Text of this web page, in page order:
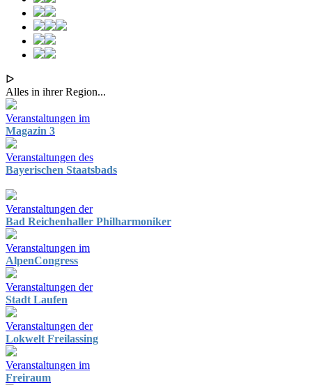
ᐅ
Alles in ihrer Region...
Veranstaltungen im
Magazin 3
Veranstaltungen des
Bayerischen Staatsbads
Veranstaltungen der
Bad Reichenhaller Philharmoniker
Veranstaltungen im
AlpenCongress
Veranstaltungen der
Stadt Laufen
Veranstaltungen der
Lokwelt Freilassing
Veranstaltungen im
Freiraum